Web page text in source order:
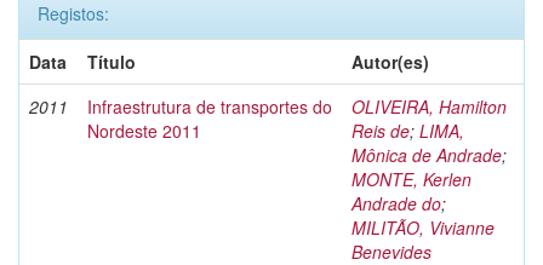
Registos:
Data
Título
Autor(es)
2011
Infraestrutura de transportes do
Nordeste 2011
OLIVEIRA, Hamilton
Reis de; LIMA,
Mônica de Andrade;
MONTE, Kerlen
Andrade do;
MILITÃO, Vivianne
Benevides